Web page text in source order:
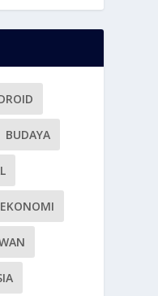
BUDAYA
EKONOMI